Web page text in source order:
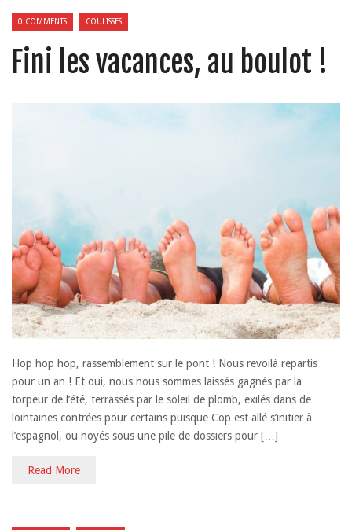
0 COMMENTS COULISSES
Fini les vacances, au boulot !
Hop hop hop, rassemblement sur le pont ! Nous revoilà repartis
pour un an ! Et oui, nous nous sommes laissés gagnés par la
torpeur de l’été, terrassés par le soleil de plomb, exilés dans de
lointaines contrées pour certains puisque Cop est allé s’initier à
l’espagnol, ou noyés sous une pile de dossiers pour […]
Read More